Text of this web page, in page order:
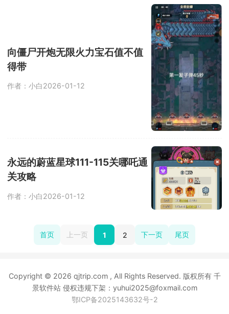
向僵尸开炮无限火力宝石值不值
得带
作者：小白2026-01-12
永远的蔚蓝星球111-115关哪吒通
关攻略
作者：小白2026-01-12
首页 上一页 1 2 下一页 尾页
Copyright © 2026 qjtrip.com , All Rights Reserved. 版权所有 千
景软件站 侵权违规下架：yuhui2025@foxmail.com
鄂ICP备2025143632号-2